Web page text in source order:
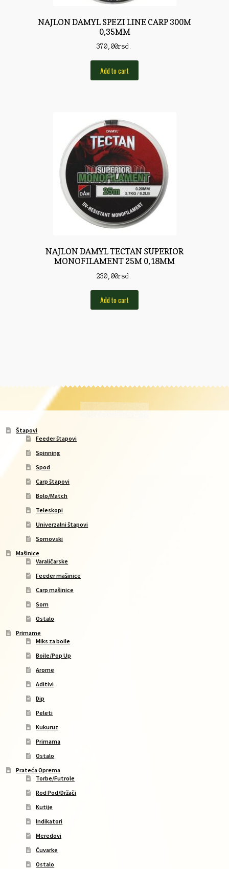
NAJLON DAMYL SPEZI LINE CARP 300M
0,35MM
370,00rsd.
Add to cart
NAJLON DAMYL TECTAN SUPERIOR
MONOFILAMENT 25M 0,18MM
230,00rsd.
Add to cart
Štapovi
Feeder štapovi
Spinning
Spod
Carp štapovi
Bolo/Match
Teleskopi
Univerzalni štapovi
Somovski
Mašinice
Varaličarske
Feeder mašinice
Carp mašinice
Som
Ostalo
Primame
Miks za boile
Boile/Pop Up
Arome
Aditivi
Dip
Peleti
Kukuruz
Primama
Ostalo
Prateća Oprema
Torbe/Futrole
Rod Pod/Držači
Kutije
Indikatori
Meredovi
Čuvarke
Ostalo